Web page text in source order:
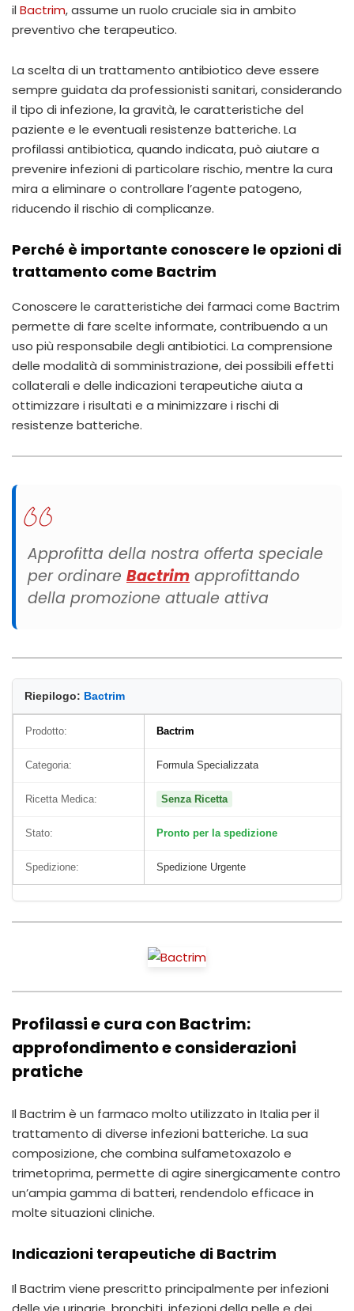
il Bactrim, assume un ruolo cruciale sia in ambito
preventivo che terapeutico.
La scelta di un trattamento antibiotico deve essere
sempre guidata da professionisti sanitari, considerando
il tipo di infezione, la gravità, le caratteristiche del
paziente e le eventuali resistenze batteriche. La
profilassi antibiotica, quando indicata, può aiutare a
prevenire infezioni di particolare rischio, mentre la cura
mira a eliminare o controllare l’agente patogeno,
riducendo il rischio di complicanze.
Perché è importante conoscere le opzioni di
trattamento come Bactrim
Conoscere le caratteristiche dei farmaci come Bactrim
permette di fare scelte informate, contribuendo a un
uso più responsabile degli antibiotici. La comprensione
delle modalità di somministrazione, dei possibili effetti
collaterali e delle indicazioni terapeutiche aiuta a
ottimizzare i risultati e a minimizzare i rischi di
resistenze batteriche.
Approfitta della nostra offerta speciale
per ordinare Bactrim approfittando
della promozione attuale attiva
Riepilogo: Bactrim
Prodotto: Bactrim
Categoria: Formula Specializzata
Ricetta Medica: Senza Ricetta
Stato: Pronto per la spedizione
Spedizione: Spedizione Urgente
Profilassi e cura con Bactrim:
approfondimento e considerazioni
pratiche
Il Bactrim è un farmaco molto utilizzato in Italia per il
trattamento di diverse infezioni batteriche. La sua
composizione, che combina sulfametoxazolo e
trimetoprima, permette di agire sinergicamente contro
un’ampia gamma di batteri, rendendolo efficace in
molte situazioni cliniche.
Indicazioni terapeutiche di Bactrim
Il Bactrim viene prescritto principalmente per infezioni